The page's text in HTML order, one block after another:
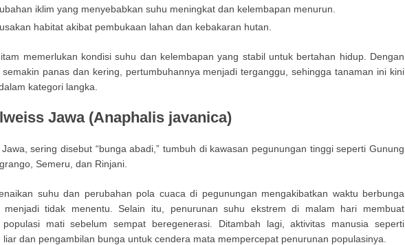
iklim yang menyebabkan suhu meningkat dan kelembapan menurun.
habitat akibat pembukaan lahan dan kebakaran hutan.
memerlukan kondisi suhu dan kelembapan yang stabil untuk bertahan hidup. Dengan
semakin panas dan kering, pertumbuhannya menjadi terganggu, sehingga tanaman ini kini
kategori langka.
Jawa (Anaphalis javanica)
Jawa, sering disebut “bunga abadi,” tumbuh di kawasan pegunungan tinggi seperti Gunung
Semeru, dan Rinjani.
suhu dan perubahan pola cuaca di pegunungan mengakibatkan waktu berbunga
menjadi tidak menentu. Selain itu, penurunan suhu ekstrem di malam hari membuat
populasi mati sebelum sempat beregenerasi. Ditambah lagi, aktivitas manusia seperti
liar dan pengambilan bunga untuk cendera mata mempercepat penurunan populasinya.